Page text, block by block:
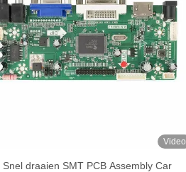
Video
Snel draaien SMT PCB Assembly Car